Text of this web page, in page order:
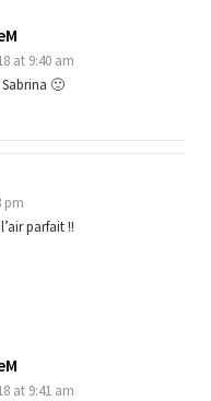
at 9:40 am
🙂
pm
parfait !!
at 9:41 am